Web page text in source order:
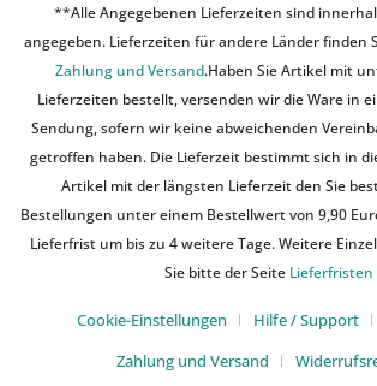
**Alle Angegebenen Lieferzeiten sind
angegeben. Lieferzeiten für andere Länder finden
Zahlung und Versand.Haben Sie Artikel mit
Lieferzeiten bestellt, versenden wir die Ware in
Sendung, sofern wir keine abweichenden
getroffen haben. Die Lieferzeit bestimmt sich in
Artikel mit der längsten Lieferzeit den Sie
Bestellungen unter einem Bestellwert von 9,90
Lieferfrist um bis zu 4 weitere Tage. Weitere
Sie bitte der Seite Lieferfristen
Cookie-Einstellungen Hilfe / Support
Zahlung und Versand